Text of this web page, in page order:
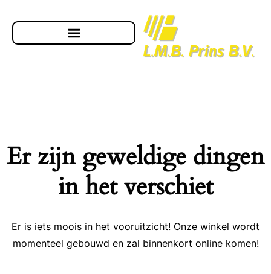
Er zijn geweldige dingen
in het verschiet
Er is iets moois in het vooruitzicht! Onze winkel wordt
momenteel gebouwd en zal binnenkort online komen!